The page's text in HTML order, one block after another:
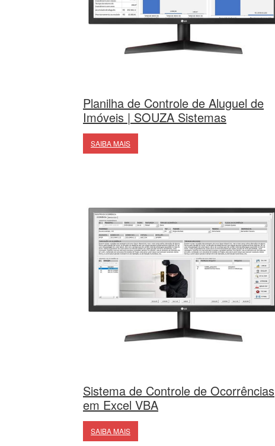
Planilha de Controle de Aluguel de
Imóveis | SOUZA Sistemas
SAIBA MAIS
Sistema de Controle de Ocorrências
em Excel VBA
SAIBA MAIS